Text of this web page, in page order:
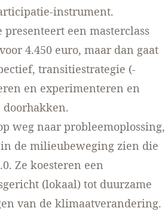
instrument.
een masterclass
4.450 euro, maar dan gaat
transitiestrategie (-
en experimenteren en
weg naar probleemoplossing,
de milieubeweging zien die
Ze koesteren een
(lokaal) tot duurzame
van de klimaatverandering.